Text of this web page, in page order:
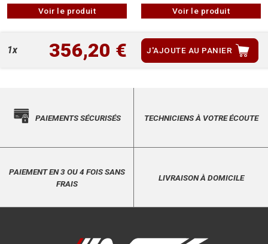
Voir le produit Voir le produit
1x 356,20 € J'AJOUTE AU PANIER
PAIEMENTS SÉCURISÉS TECHNICIENS À VOTRE ÉCOUTE
PAIEMENT EN 3 OU 4 FOIS SANS
FRAIS
LIVRAISON À DOMICILE